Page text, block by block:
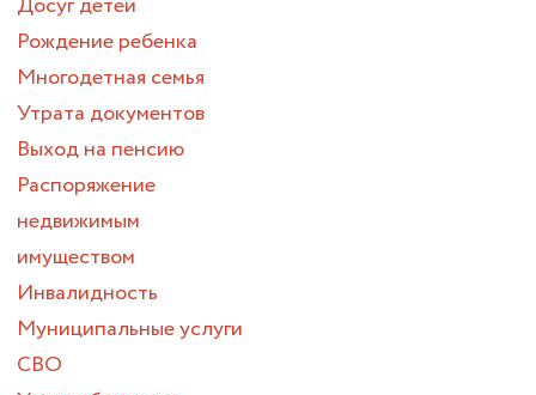
Рождение ребенка
Многодетная семья
Утрата документов
Выход на пенсию
Распоряжение
недвижимым
имуществом
Инвалидность
Муниципальные услуги
СВО